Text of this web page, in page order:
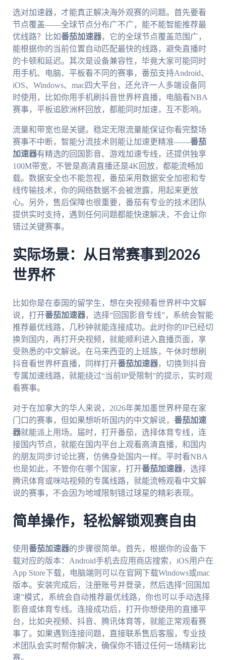
选对加速器，才能真正解决海外观赛的问题。首先要看
节点覆盖——全球节点分布广不广，能不能智能推荐最
优线路？比如番茄加速器，它的全球节点覆盖范围广，
能根据你的当前位置自动匹配最快的线路，避免直播时
的卡顿和延迟。其次是设备兼容性，毕竟大家可能同时
用手机、电脑、平板看不同的赛事，番茄支持Android、
iOS、Windows、mac四大平台，还允许一人多端设备同
时使用，比如你用手机刷抖音世界杯直播，电脑看NBA
赛事，平板追欧洲杯回放，都能同时加速，互不影响。
流量和带宽也是关键。稳定无限流量能保证你看完整场
赛事不中断，智能分流技术则能让加速更精准——番茄
加速器有精选的回国影音、游戏加速专线，还提供独享
100M带宽，不管是高清直播还是4K回放，都能流畅加
载。数据安全也不能忽视，番茄采用数据安全加密和专
线传输技术，你的网络数据不会被泄露，用起来更放
心。另外，售后保障也很重要，番茄有专业的技术团队
提供实时支持，遇到任何问题都能快速解决，不会让你
错过关键赛事。
实际场景：从日常赛事到2026
世界杯
比如你是在泰国的留学生，想在央视频看世界杯中文解
说，打开番茄加速器，选择“回国影音专线”，系统会智能
推荐最优线路，几秒钟就能连接成功。此时你的IP已经切
换到国内，再打开央视频，就能顺利进入直播页面，享
受熟悉的中文解说。在马来西亚的上班族，午休时想刷
抖音看世界杯直播，同样打开番茄加速器，切换到抖音
专属加速线路，就能绕过“当前IP受限制”的提示，实时观
看赛事。
对于在加拿大的华人来说，2026年美加墨世界杯是在家
门口的赛事，但如果想听听国内的中文解说， 番茄加速
器就能派上用场。届时，打开番茄，选择体育专线，连
接国内节点，就能在国内平台上观看高清直播，和国内
的朋友同步讨论比赛，仿佛身处国内一样。平时看NBA
也是如此，不管你在哪个国家，打开番茄加速器，选择
腾讯体育或咪咕视频的专属线路，就能流畅观看中文解
说的赛事，不会因为地域限制错过球星的精彩表现。
简单操作，轻松解锁观赛自由
使用番茄加速器的步骤很简单。首先，根据你的设备下
载对应的版本：Android手机去应用商店搜索，iOS用户在
App Store下载，电脑端则可以在官网下载Windows或mac
版本。安装完成后，注册账号并登录，然后选择“回国加
速”模式，系统会自动推荐最优线路，你也可以手动选择
影音或体育专线。连接成功后，打开你想使用的直播平
台，比如央视频、抖音、腾讯体育等，就能正常观看赛
事了。如果遇到连接问题，直接联系售后客服，专业技
术团队会实时帮你解决，确保你不错过任何一场精彩比
赛。